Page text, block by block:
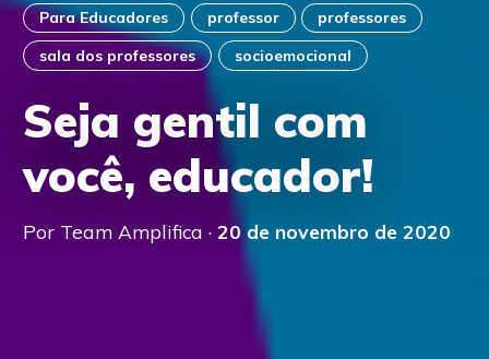
Para Educadores
professor
professores
sala dos professores
socioemocional
Seja gentil com
você, educador!
Por Team Amplifica · 20 de novembro de 2020